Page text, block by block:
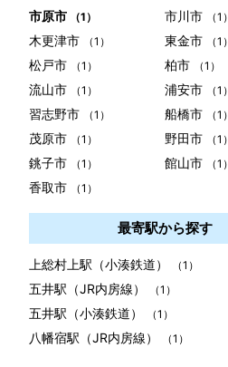
市原市 （1） 市川市 （1）
木更津市 （1） 東金市 （1）
松戸市 （1） 柏市 （1）
流山市 （1） 浦安市 （1）
習志野市 （1） 船橋市 （1）
茂原市 （1） 野田市 （1）
銚子市 （1） 館山市 （1）
香取市 （1）
最寄駅から探す
上総村上駅（小湊鉄道） （1）
五井駅（JR内房線） （1）
五井駅（小湊鉄道） （1）
八幡宿駅（JR内房線） （1）